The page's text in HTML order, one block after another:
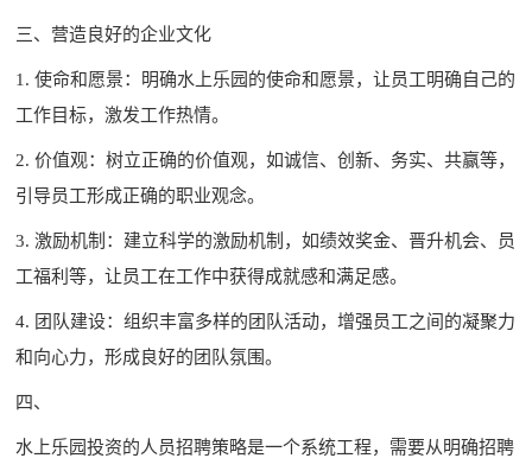
三、营造良好的企业文化
1. 使命和愿景：明确水上乐园的使命和愿景，让员工明确自己的
工作目标，激发工作热情。
2. 价值观：树立正确的价值观，如诚信、创新、务实、共赢等，
引导员工形成正确的职业观念。
3. 激励机制：建立科学的激励机制，如绩效奖金、晋升机会、员
工福利等，让员工在工作中获得成就感和满足感。
4. 团队建设：组织丰富多样的团队活动，增强员工之间的凝聚力
和向心力，形成良好的团队氛围。
四、
水上乐园投资的人员招聘策略是一个系统工程，需要从明确招聘